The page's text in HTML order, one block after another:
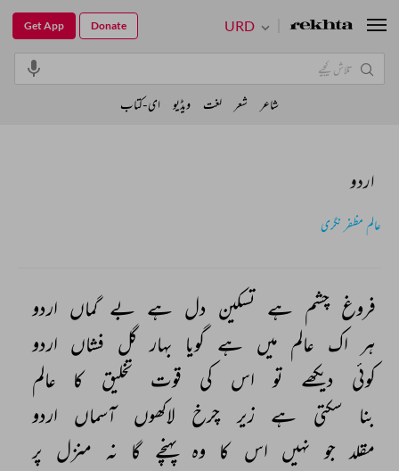
اردو
عالم مظفر نگری
فروغ چشم ہے تسکین دل ہے بے گماں اردو
ہر اک عالم میں ہے گویا بہار گل فشاں اردو
کوئی
دیکھے تو اس کی قوت تخلیق کا
عالم
بنا
سکتی ہے زیر چرخ لاکھوں آسماں
اردو
مقلد جو نہیں اس کا وہ پہنچے گا نہ منزل پر
URD
Get App Donate
شاعر شعر لغت ویڈیو ای-کتاب